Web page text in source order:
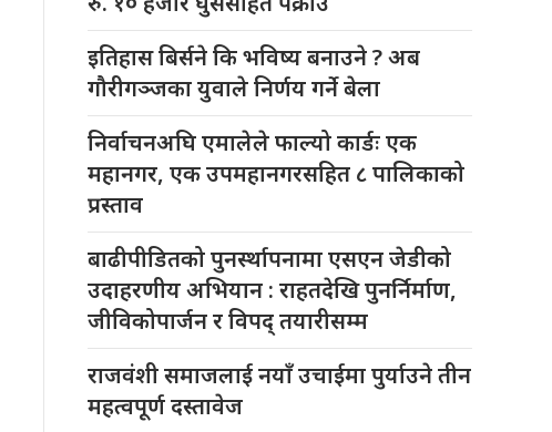
इतिहास बिर्सने कि भविष्य बनाउने ? अब
गौरीगञ्जका युवाले निर्णय गर्ने बेला
निर्वाचनअघि एमालेले फाल्यो कार्डः एक
महानगर, एक उपमहानगरसहित ८ पालिकाको
प्रस्ताव
बाढीपीडितको पुनर्स्थापनामा एसएन जेडीको
उदाहरणीय अभियान : राहतदेखि पुनर्निर्माण,
जीविकोपार्जन र विपद् तयारीसम्म
राजवंशी समाजलाई नयाँ उचाईमा पुर्याउने तीन
महत्वपूर्ण दस्तावेज